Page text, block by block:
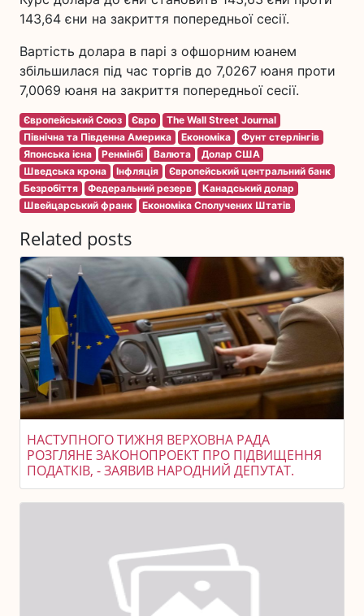
143,64 єни на закриття попередньої сесії.
Вартість долара в парі з офшорним юанем
збільшилася під час торгів до 7,0267 юаня проти
7,0069 юаня на закриття попередньої сесії.
Європейський Союз Євро
The Wall Street Journal
Північна та Південна Америка
Економіка
Фунт стерлінгів
Японська ієна
Ренмінбі Валюта
Долар США
Шведська крона
Інфляція
Європейський центральний банк
Безробіття
Федеральний резерв
Канадський долар
Швейцарський франк
Економіка Сполучених Штатів
Related posts
НАСТУПНОГО ТИЖНЯ ВЕРХОВНА РАДА
РОЗГЛЯНЕ ЗАКОНОПРОЕКТ ПРО ПІДВИЩЕННЯ
ПОДАТКІВ, - ЗАЯВИВ НАРОДНИЙ ДЕПУТАТ.